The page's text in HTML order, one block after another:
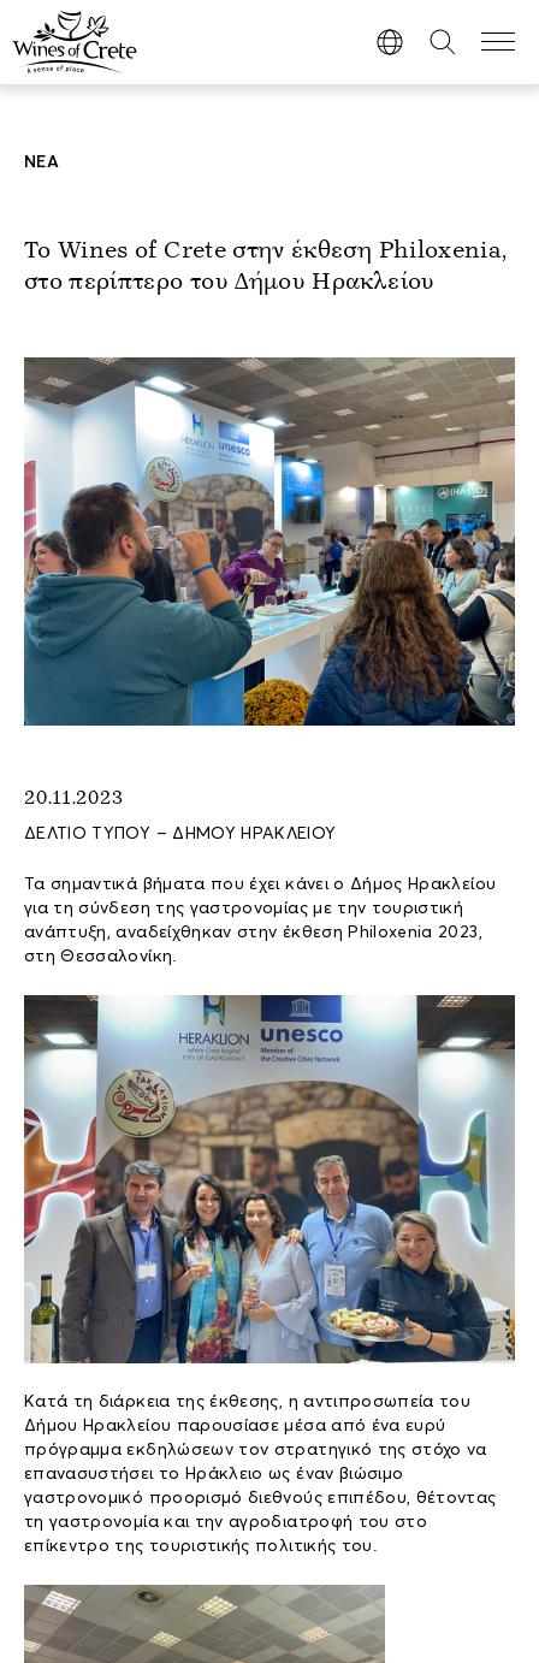
ΝΕΑ
Το Wines of Crete στην έκθεση Philoxenia,
στο περίπτερο του Δήμου Ηρακλείου
20.11.2023
ΔΕΛΤΙΟ ΤΥΠΟΥ – ΔΗΜΟΥ ΗΡΑΚΛΕΙΟΥ
Τα σημαντικά βήματα που έχει κάνει ο Δήμος Ηρακλείου
για τη σύνδεση της γαστρονομίας με την τουριστική
ανάπτυξη, αναδείχθηκαν στην έκθεση Philoxenia 2023,
στη Θεσσαλονίκη.
Kατά τη διάρκεια της έκθεσης, η αντιπροσωπεία του
Δήμου Ηρακλείου παρουσίασε μέσα από ένα ευρύ
πρόγραμμα εκδηλώσεων τον στρατηγικό της στόχο να
επανασυστήσει το Ηράκλειο ως έναν βιώσιμο
γαστρονομικό προορισμό διεθνούς επιπέδου, θέτοντας
τη γαστρονομία και την αγροδιατροφή του στο
επίκεντρο της τουριστικής πολιτικής του.